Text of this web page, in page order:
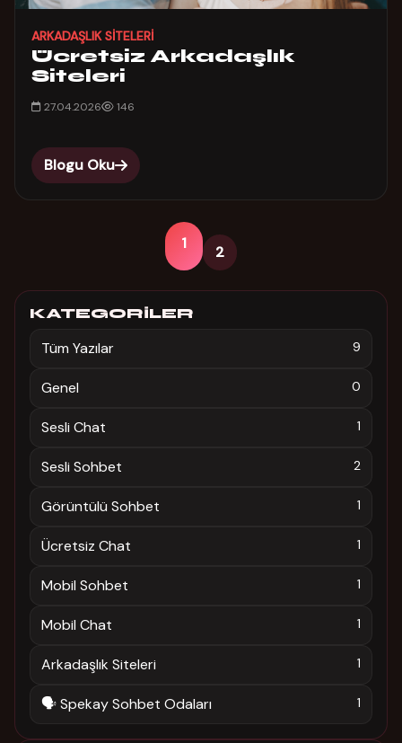
ARKADAŞLIK SITELERI
Ücretsiz Arkadaşlık
Siteleri
27.04.2026 146
Blogu Oku
1 2
KATEGORILER
Tüm Yazılar 9
Genel 0
Sesli Chat 1
Sesli Sohbet 2
Görüntülü Sohbet 1
Ücretsiz Chat 1
Mobil Sohbet 1
Mobil Chat 1
Arkadaşlık Siteleri 1
🗣️ Spekay Sohbet Odaları 1